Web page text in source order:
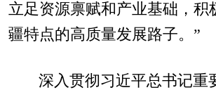
立足资源禀赋和产业基础，积
疆特点的高质量发展路子。”
深入贯彻习近平总书记重